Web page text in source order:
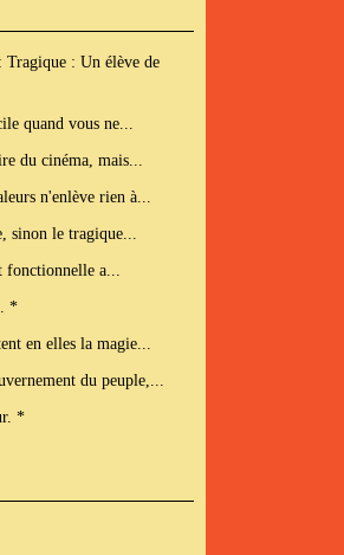
: Un élève de
quand vous ne...
du cinéma, mais...
n'enlève rien à...
sinon le tragique...
a...
*
en elles la magie...
du peuple,...
*